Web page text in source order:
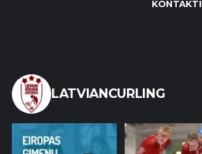
KONTAKTI
LATVIANCURLING